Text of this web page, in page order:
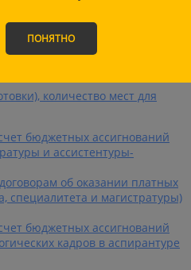
приема на обучение
- программам бакалавриата,
в МОУ ВО РТСУ на 2023-2024
количество мест для
бюджетных ассигнований
и ассистентуры-
об оказании платных
специалитета и магистратуры)
бюджетных ассигнований
кадров в аспирантуре
ПОНЯТНО